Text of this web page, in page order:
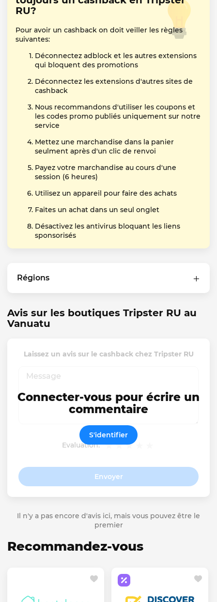
RU?
Pour avoir un cashback on doit veiller les règles
suivantes:
Déconnectez adblock et les autres extensions
qui bloquent des promotions
Déconnectez les extensions d'autres sites de
cashback
Nous recommandons d'utiliser les coupons et
les codes promo publiés uniquement sur notre
service
Mettez une marchandise dans la panier
seulment après d'un clic de renvoi
Payez votre marchandise au cours d'une
session (6 heures)
Utilisez un appareil pour faire des achats
Faites un achat dans un seul onglet
Désactivez les antivirus bloquant les liens
sponsorisés
Régions
Avis sur les boutiques Tripster RU au
Vanuatu
Laissez un avis sur le cashback chez Tripster RU
Evaluation:
Envoyer
Connecter-vous pour écrire un
commentaire
S'identifier
Il n'y a pas encore d'avis ici, mais vous pouvez être le
premier
Recommandez-vous